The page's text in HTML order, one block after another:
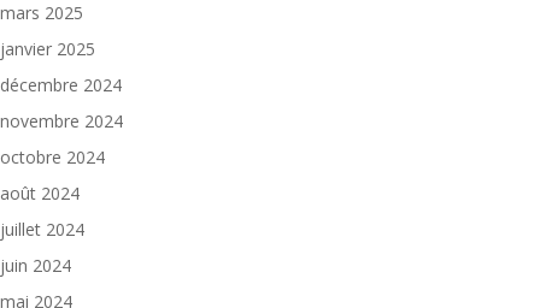
mars 2025
janvier 2025
décembre 2024
novembre 2024
octobre 2024
août 2024
juillet 2024
juin 2024
mai 2024